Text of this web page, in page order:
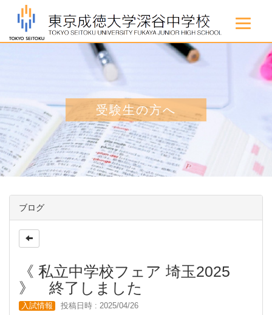
受験生の方へ
ブログ
《 私立中学校フェア 埼玉2025
》 終了しました
入試情報 投稿日時 : 2025/04/26